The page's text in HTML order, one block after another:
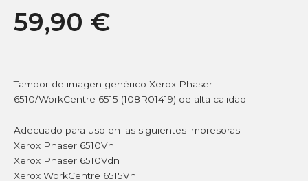
59,90 €
Tambor de imagen genérico Xerox Phaser
6510/WorkCentre 6515 (108R01419) de alta calidad.
Adecuado para uso en las siguientes impresoras:
Xerox Phaser 6510Vn
Xerox Phaser 6510Vdn
Xerox WorkCentre 6515Vn